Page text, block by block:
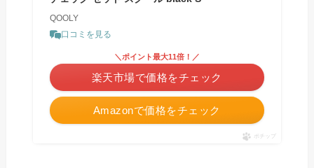
QOOLYㅤ
口コミを見る
Amazonで価格をチェック
＼ポイント最大11倍！／
楽天市場で価格をチェック
ポチップ